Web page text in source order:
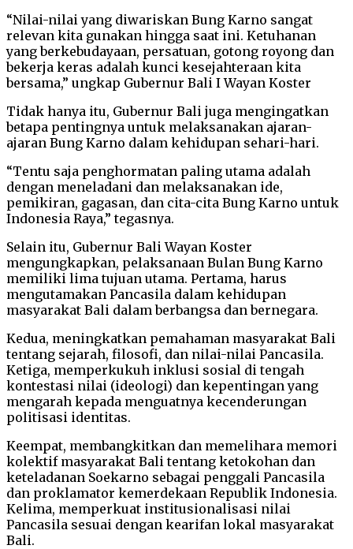
“Nilai-nilai yang diwariskan Bung Karno sangat
relevan kita gunakan hingga saat ini. Ketuhanan
yang berkebudayaan, persatuan, gotong royong dan
bekerja keras adalah kunci kesejahteraan kita
bersama,” ungkap Gubernur Bali I Wayan Koster
Tidak hanya itu, Gubernur Bali juga mengingatkan
betapa pentingnya untuk melaksanakan ajaran-
ajaran Bung Karno dalam kehidupan sehari-hari.
“Tentu saja penghormatan paling utama adalah
dengan meneladani dan melaksanakan ide,
pemikiran, gagasan, dan cita-cita Bung Karno untuk
Indonesia Raya,” tegasnya.
Selain itu, Gubernur Bali Wayan Koster
mengungkapkan, pelaksanaan Bulan Bung Karno
memiliki lima tujuan utama. Pertama, harus
mengutamakan Pancasila dalam kehidupan
masyarakat Bali dalam berbangsa dan bernegara.
Kedua, meningkatkan pemahaman masyarakat Bali
tentang sejarah, filosofi, dan nilai-nilai Pancasila.
Ketiga, memperkukuh inklusi sosial di tengah
kontestasi nilai (ideologi) dan kepentingan yang
mengarah kepada menguatnya kecenderungan
politisasi identitas.
Keempat, membangkitkan dan memelihara memori
kolektif masyarakat Bali tentang ketokohan dan
keteladanan Soekarno sebagai penggali Pancasila
dan proklamator kemerdekaan Republik Indonesia.
Kelima, memperkuat institusionalisasi nilai
Pancasila sesuai dengan kearifan lokal masyarakat
Bali.